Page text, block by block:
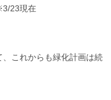
23現在
これからも緑化計画は続